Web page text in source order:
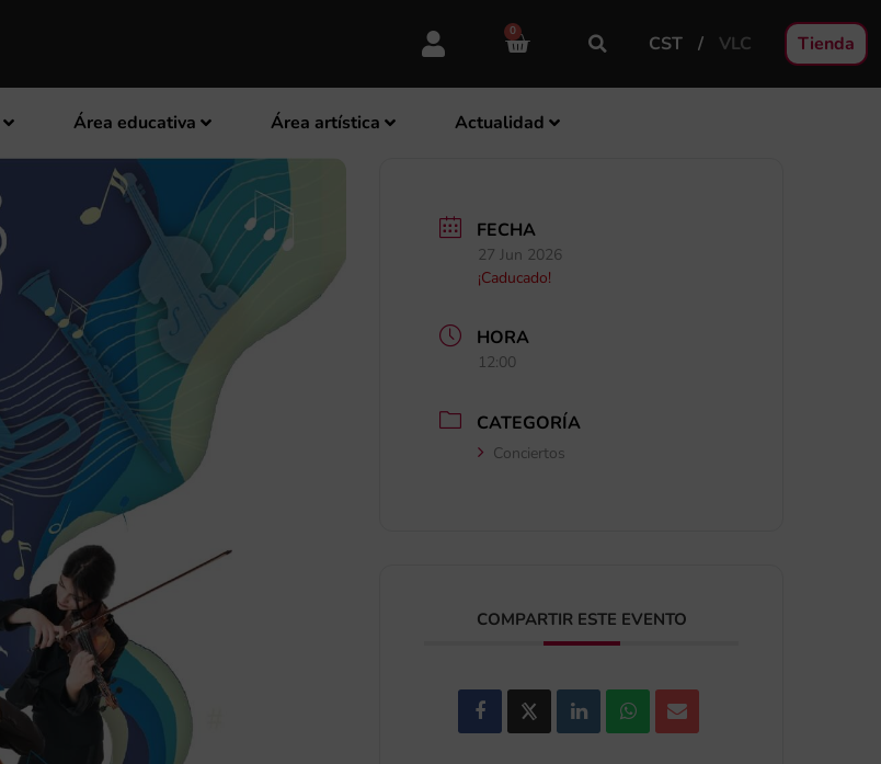
0
CST VLC Tienda
Área educativa Área artística Actualidad
FECHA
27 Jun 2026
¡Caducado!
HORA
12:00
CATEGORÍA
Conciertos
COMPARTIR ESTE EVENTO